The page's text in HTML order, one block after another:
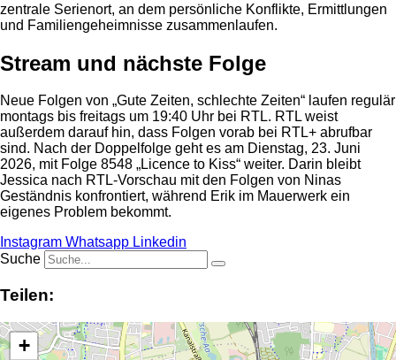
zentrale Serienort, an dem persönliche Konflikte, Ermittlungen
und Familiengeheimnisse zusammenlaufen.
Stream und nächste Folge
Neue Folgen von „Gute Zeiten, schlechte Zeiten“ laufen regulär
montags bis freitags um 19:40 Uhr bei RTL. RTL weist
außerdem darauf hin, dass Folgen vorab bei RTL+ abrufbar
sind. Nach der Doppelfolge geht es am Dienstag, 23. Juni
2026, mit Folge 8548 „Licence to Kiss“ weiter. Darin bleibt
Jessica nach RTL-Vorschau mit den Folgen von Ninas
Geständnis konfrontiert, während Erik im Mauerwerk ein
eigenes Problem bekommt.
Instagram Whatsapp Linkedin
Suche
Teilen:
+